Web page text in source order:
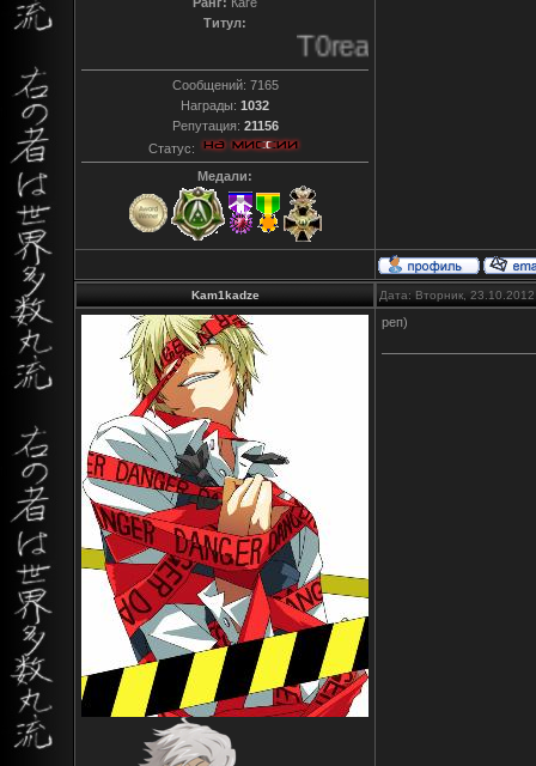
Титул:
T0reador xD
Сообщений: 7165
Награды: 1032
Репутация: 21156
Статус:
Медали:
Kam1kadze Дата: Вторник,
реп)